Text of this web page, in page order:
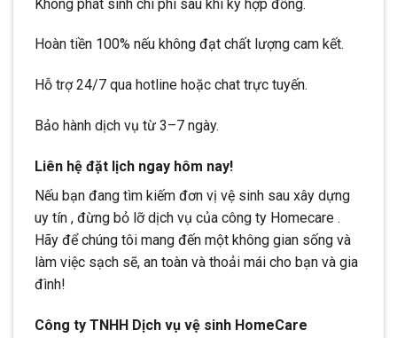
Không phát sinh chi phí sau khi ký hợp đồng.
Hoàn tiền 100% nếu không đạt chất lượng cam kết.
Hỗ trợ 24/7 qua hotline hoặc chat trực tuyến.
Bảo hành dịch vụ từ 3–7 ngày.
Liên hệ đặt lịch ngay hôm nay!
Nếu bạn đang tìm kiếm đơn vị vệ sinh sau xây dựng
uy tín , đừng bỏ lỡ dịch vụ của công ty Homecare .
Hãy để chúng tôi mang đến một không gian sống và
làm việc sạch sẽ, an toàn và thoải mái cho bạn và gia
đình!
Công ty TNHH Dịch vụ vệ sinh HomeCare